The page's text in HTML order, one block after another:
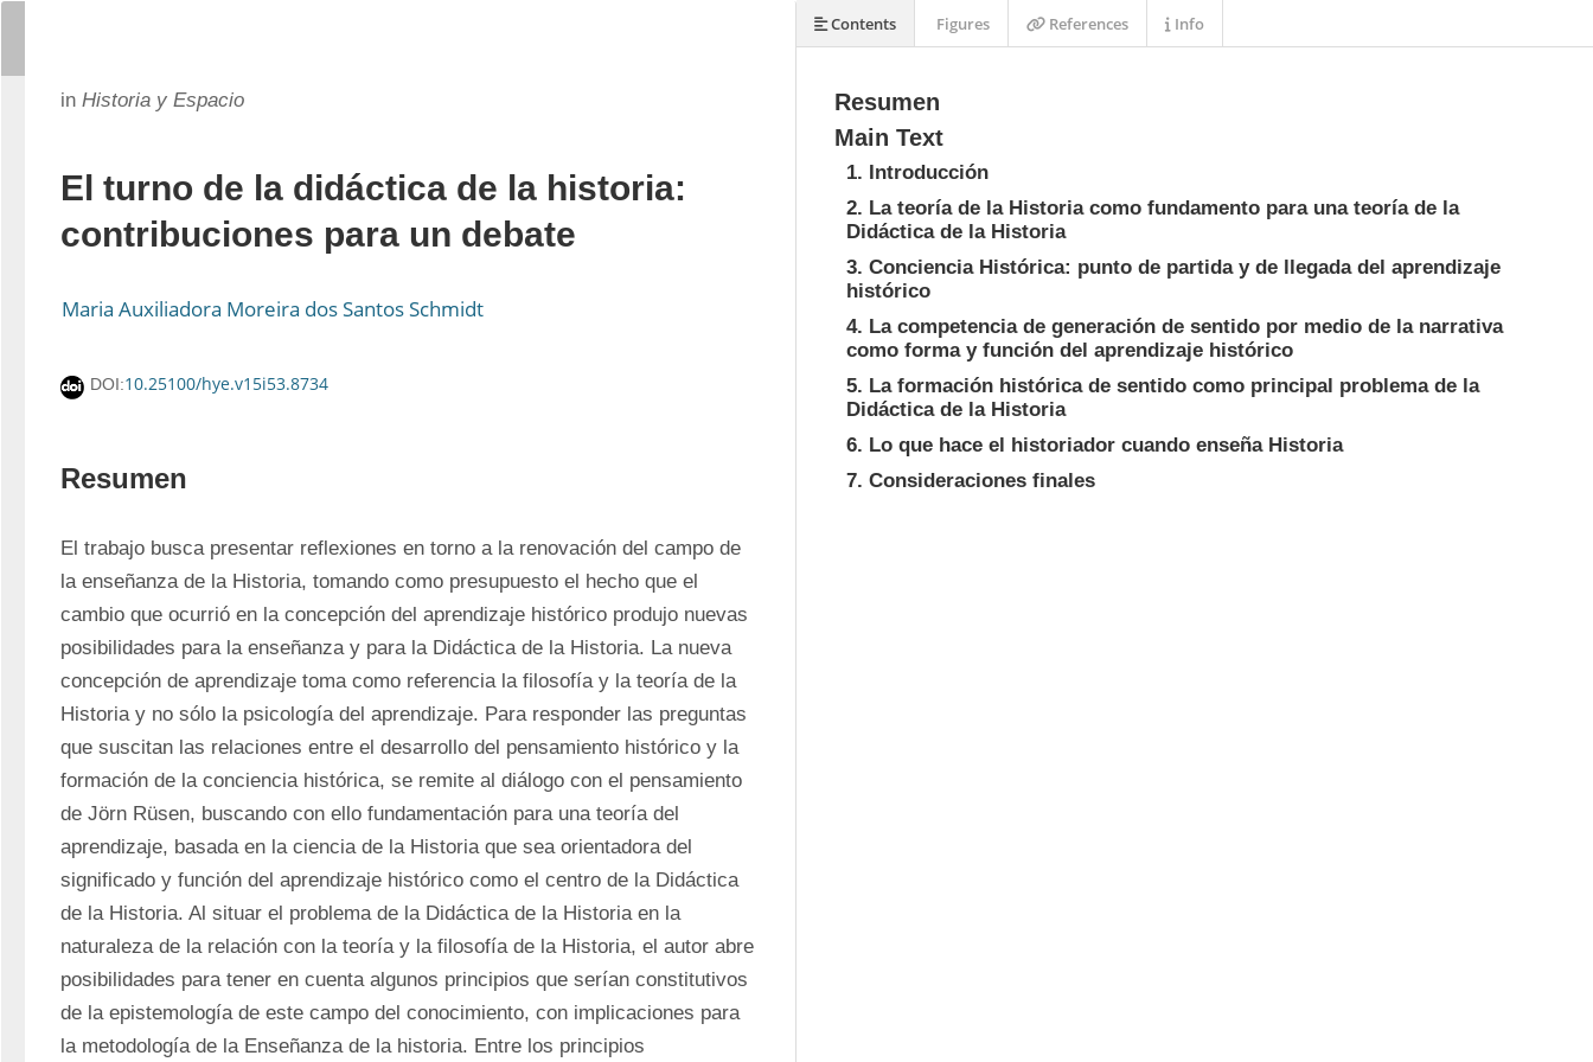
in Historia y Espacio
El turno de la didáctica de la historia:
contribuciones para un debate
Maria Auxiliadora Moreira dos Santos Schmidt
DOI:10.25100/hye.v15i53.8734
Resumen
El trabajo busca presentar reflexiones en torno a la renovación del campo de
la enseñanza de la Historia, tomando como presupuesto el hecho que el
cambio que ocurrió en la concepción del aprendizaje histórico produjo nuevas
posibilidades para la enseñanza y para la Didáctica de la Historia. La nueva
concepción de aprendizaje toma como referencia la filosofía y la teoría de la
Historia y no sólo la psicología del aprendizaje. Para responder las preguntas
que suscitan las relaciones entre el desarrollo del pensamiento histórico y la
formación de la conciencia histórica, se remite al diálogo con el pensamiento
de Jörn Rüsen, buscando con ello fundamentación para una teoría del
aprendizaje, basada en la ciencia de la Historia que sea orientadora del
significado y función del aprendizaje histórico como el centro de la Didáctica
de la Historia. Al situar el problema de la Didáctica de la Historia en la
naturaleza de la relación con la teoría y la filosofía de la Historia, el autor abre
posibilidades para tener en cuenta algunos principios que serían constitutivos
de la epistemología de este campo del conocimiento, con implicaciones para
la metodología de la Enseñanza de la historia. Entre los principios
Resumen
Main Text
1. Introducción
2. La teoría de la Historia como fundamento para una teoría de la
Didáctica de la Historia
3. Conciencia Histórica: punto de partida y de llegada del aprendizaje
histórico
4. La competencia de generación de sentido por medio de la narrativa
como forma y función del aprendizaje histórico
5. La formación histórica de sentido como principal problema de la
Didáctica de la Historia
6. Lo que hace el historiador cuando enseña Historia
7. Consideraciones finales
Contents Figures References Info